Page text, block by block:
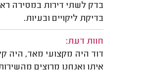
בדק לשתי דירות במסירה
בדיקת ליקויים ובעיות.
חוות דעת:
דוד היה מקצועי מאד, היה
איתו ואנחנו מרוצים